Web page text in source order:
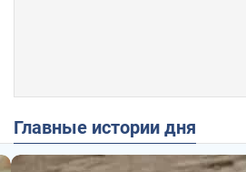
Главные истории дня